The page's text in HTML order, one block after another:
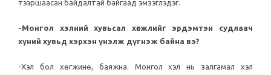
тээршаасан байдалтай байгаад эмзэглэдэг.
-Монгол хэлний хувьсал хөгжлийг эрдэмтэн судлаач
хүний хувьд хэрхэн үнэлж дүгнэж байна вэ?
-Хэл бол хөгжинө, баяжна. Монгол хэл нь залгамал хэл